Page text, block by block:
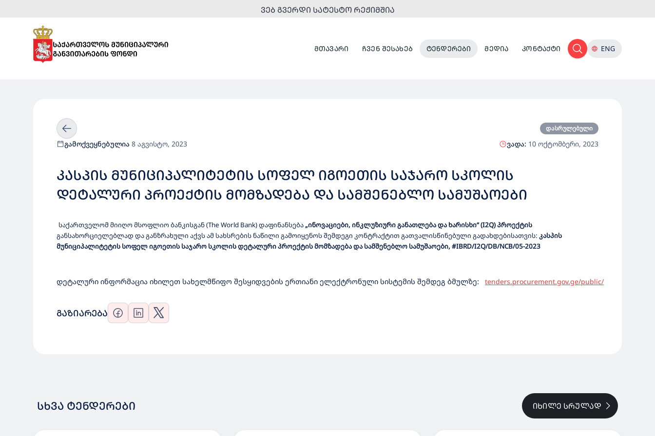
ᲕᲔᲑ ᲒᲕᲔᲠᲓᲘ ᲡᲐᲢᲔᲡᲢᲝ ᲠᲔᲟᲘᲛᲨᲘᲐ
ᲛᲗᲐᲕᲐᲠᲘ ᲩᲕᲔᲜ ᲨᲔᲡᲐᲮᲔᲑ ᲢᲔᲜᲓᲔᲠᲔᲑᲘ ᲛᲔᲓᲘᲐ ᲙᲝᲜᲢᲐᲥᲢᲘ ENG
დასრულებული
გამოქვეყნებულია 8 აგვისტო, 2023 ვადა: 10 ოქტომბერი, 2023
ᲙᲐᲡᲞᲘᲡ ᲛᲣᲜᲘᲪᲘᲞᲐᲚᲘᲢᲔᲢᲘᲡ ᲡᲝᲤᲔᲚ ᲘᲒᲝᲔᲗᲘᲡ ᲡᲐᲯᲐᲠᲝ ᲡᲙᲝᲚᲘᲡ
ᲓᲔᲢᲐᲚᲣᲠᲘ ᲞᲠᲝᲔᲥᲢᲘᲡ ᲛᲝᲛᲖᲐᲓᲔᲑᲐ ᲓᲐ ᲡᲐᲛᲨᲔᲜᲔᲑᲚᲝ ᲡᲐᲛᲣᲨᲐᲝᲔᲑᲘ
საქართველომ მიიღო მსოფლიო ბანკისგან(The World Bank)დაფინანსება„ინოვაციები, ინკლუზიური განათლება და ხარისხი“ (I2Q) პროექტის
განსახორციელებლად დაგანზრახული აქვსამ სახსრების ნაწილი გამოიყენოსშემდეგი კონტრაქტით გათვალისწინებული გადახდებისათვის: კასპის
მუნიციპალიტეტის სოფელ იგოეთის საჯარო სკოლის დეტალური პროექტის მომზადება და სამშენებლო სამუშაოები, #IBRD/I2Q/DB/NCB/05-2023
დეტალური ინფორმაცია იხილეთ სახელმწიფო შესყიდვების ერთიანი ელექტრონული სისტემის შემდეგ ბმულზე: tenders.procurement.gov.ge/public/
ᲒᲐᲖᲘᲐᲠᲔᲑᲐ
ᲡᲮᲕᲐ ᲢᲔᲜᲓᲔᲠᲔᲑᲘ ᲘᲮᲘᲚᲔ ᲡᲠᲣᲚᲐᲓ